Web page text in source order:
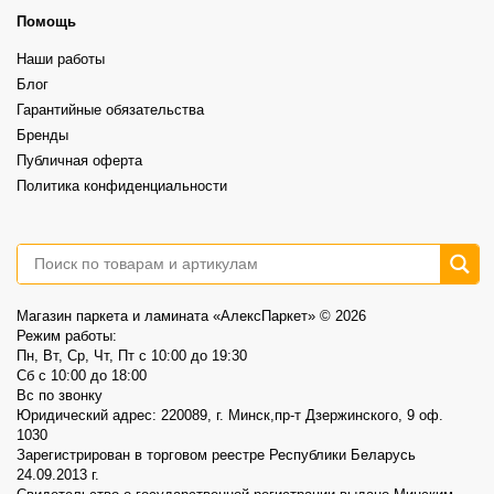
Помощь
Наши работы
Блог
Гарантийные обязательства
Бренды
Публичная оферта
Политика конфиденциальности
Магазин паркета и ламината «АлексПаркет» © 2026
Режим работы:
Пн, Вт, Ср, Чт, Пт c 10:00 до 19:30
Сб c 10:00 до 18:00
Вс по звонку
Юридический адрес: 220089, г. Минск,пр-т Дзержинского, 9 оф.
1030
Зарегистрирован в торговом реестре Республики Беларусь
24.09.2013 г.